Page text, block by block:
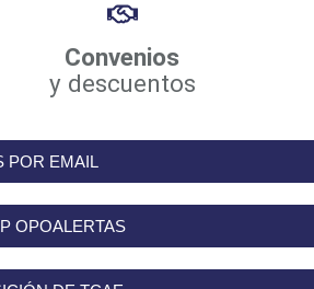
Convenios
y descuentos
POR EMAIL
OPOALERTAS